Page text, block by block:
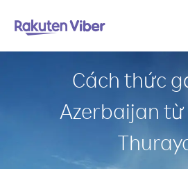
Cách thức
Azerbaijan từ